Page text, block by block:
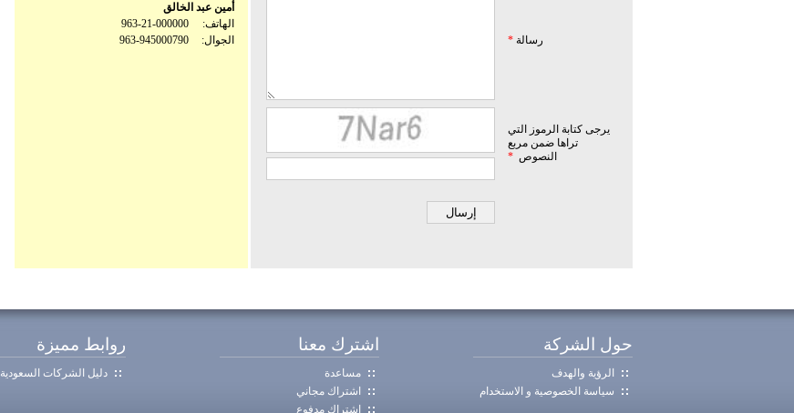
رسالة *
يرجى كتابة الرموز التي
تراها ضمن مربع
النصوص *
أمين عبد الخالق
الهاتف:
963-21-000000
الجوال:
963-945000790
حول الشركة
الرؤية والهدف
سياسة الخصوصية و الاستخدام
اشترك معنا
مساعدة
اشتراك مجاني
اشتراك مدفوع
روابط مميزة
دليل الشركات السعودية